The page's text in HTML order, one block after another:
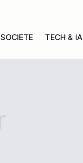
SOCIETE TECH & IA